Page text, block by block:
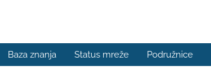
Baza znanja Status mreže Podružnice